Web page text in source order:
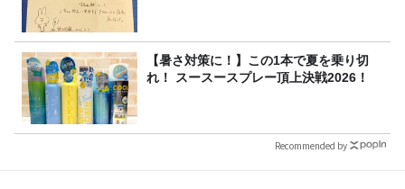
【暑さ対策に！】この1本で夏を乗り切
れ！ スースースプレー頂上決戦2026！
Recommended by